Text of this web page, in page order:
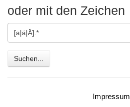
oder mit den Zeichen
Gesuchte
Zeichen
Suchen...
Impressum